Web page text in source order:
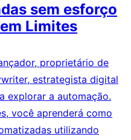
sem esforço
Limites
proprietário de
estrategista digital
explorar a automação.
você aprenderá como
utilizando